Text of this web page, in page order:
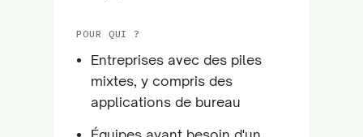
POUR QUI ?
Entreprises avec des piles
mixtes, y compris des
applications de bureau